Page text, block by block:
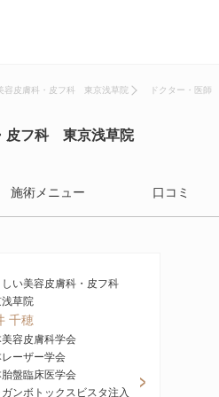
容皮膚科・皮フ科 東京浅草院 ドクター・医師
皮フ科 東京浅草院
施術メニュー 口コミ
しい美容皮膚科・皮フ科
草院
千穂
美容皮膚科学会
レーザー学会
胎盤臨床医学会
ガンボトックスビスタ注入